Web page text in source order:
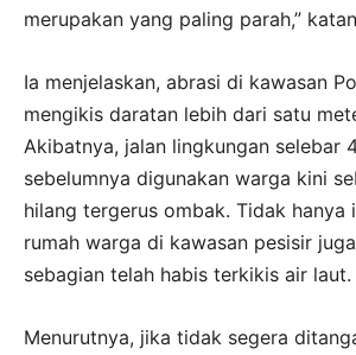
merupakan yang paling parah,”
Ia menjelaskan, abrasi di kawasan
mengikis daratan lebih dari satu
Akibatnya, jalan lingkungan selebar
sebelumnya digunakan warga kini
hilang tergerus ombak. Tidak hanya
rumah warga di kawasan pesisir
sebagian telah habis terkikis air laut.
Menurutnya, jika tidak segera